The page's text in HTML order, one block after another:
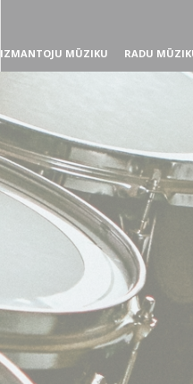
IZMANTOJU MŪZIKU RADU